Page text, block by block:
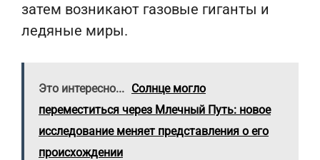
затем возникают газовые гиганты и
ледяные миры.
Это интересно... Солнце могло
переместиться через Млечный Путь: новое
исследование меняет представления о его
происхождении